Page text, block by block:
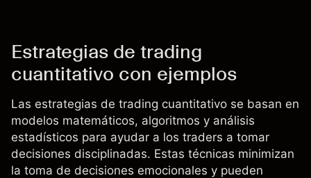
Estrategias de trading
cuantitativo con ejemplos
Las estrategias de trading cuantitativo se basan en
modelos matemáticos, algoritmos y análisis
estadísticos para ayudar a los traders a tomar
decisiones disciplinadas. Estas técnicas minimizan
la toma de decisiones emocionales y pueden